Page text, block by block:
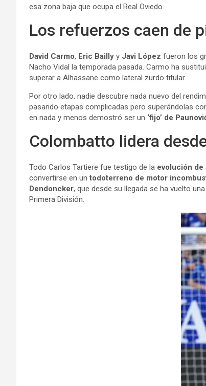
esa zona baja que ocupa el Real Oviedo.
Los refuerzos caen de
David Carmo, Eric Bailly y Javi López fueron los
Nacho Vidal la temporada pasada. Carmo ha
superar a Alhassane como lateral zurdo titular.
Por otro lado, nadie descubre nada nuevo del
pasando etapas complicadas pero superándolas
en nada y menos demostró ser un ‘fijo’ de
Colombatto lidera
Todo Carlos Tartiere fue testigo de la evolución de
convertirse en untodoterreno de motor
Dendoncker, que desde su llegada se ha vuelto
Primera División.